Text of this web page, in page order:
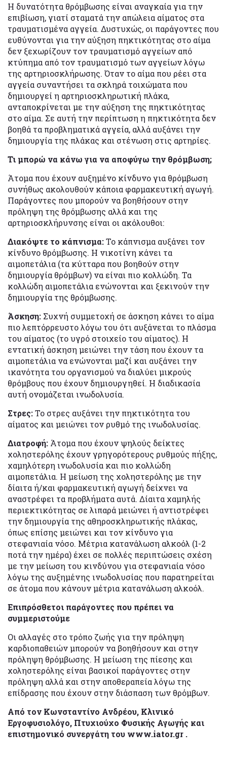
Η δυνατότητα θρόμβωσης είναι αναγκαία για την
επιβίωση, γιατί σταματά την απώλεια αίματος στα
τραυματισμένα αγγεία. Δυστυχώς, οι παράγοντες που
ευθύνονται για την αύξηση πηκτικότητας στο αίμα
δεν ξεχωρίζουν τον τραυματισμό αγγείων από
κτύπημα από τον τραυματισμό των αγγείων λόγω
της αρτηριοσκλήρωσης. Όταν το αίμα που ρέει στα
αγγεία συναντήσει τα σκληρά τοιχώματα που
δημιουργεί η αρτηριοσκληρωτική πλάκα,
ανταποκρίνεται με την αύξηση της πηκτικότητας
στο αίμα. Σε αυτή την περίπτωση η πηκτικότητα δεν
βοηθά τα προβληματικά αγγεία, αλλά αυξάνει την
δημιουργία της πλάκας και στένωση στις αρτηρίες.
Τι μπορώ να κάνω για να αποφύγω την θρόμβωση;
Άτομα που έχουν αυξημένο κίνδυνο για θρόμβωση
συνήθως ακολουθούν κάποια φαρμακευτική αγωγή.
Παράγοντες που μπορούν να βοηθήσουν στην
πρόληψη της θρόμβωσης αλλά και της
αρτηριοσκλήρυνσης είναι οι ακόλουθοι:
Διακόψτε το κάπνισμα:Το κάπνισμα αυξάνει τον
κίνδυνο θρόμβωσης. Η νικοτίνη κάνει τα
αιμοπετάλια (τα κύτταρα που βοηθούν στην
δημιουργία θρόμβων) να είναι πιο κολλώδη. Τα
κολλώδη αιμοπετάλια ενώνονται και ξεκινούν την
δημιουργία της θρόμβωσης.
Άσκηση: Συχνή συμμετοχή σε άσκηση κάνει το αίμα
πιο λεπτόρρευστο λόγω του ότι αυξάνεται το πλάσμα
του αίματος (το υγρό στοιχείο του αίματος). Η
εντατική άσκηση μειώνει την τάση που έχουν τα
αιμοπετάλια να ενώνονται μαζί και αυξάνει την
ικανότητα του οργανισμού να διαλύει μικρούς
θρόμβους που έχουν δημιουργηθεί. Η διαδικασία
αυτή ονομάζεται ινωδολυσία.
Στρες:Το στρες αυξάνει την πηκτικότητα του
αίματος και μειώνει τον ρυθμό της ινωδολυσίας.
Διατροφή: Άτομα που έχουν ψηλούς δείκτες
χοληστερόλης έχουν γρηγορότερους ρυθμούς πήξης,
χαμηλότερη ινωδολυσία και πιο κολλώδη
αιμοπετάλια. Η μείωση της χοληστερόλης με την
δίαιτα ή/και φαρμακευτική αγωγή δείχνει να
αναστρέφει τα προβλήματα αυτά. Δίαιτα χαμηλής
περιεκτικότητας σε λιπαρά μειώνει ή αντιστρέφει
την δημιουργία της αθηροσκληρωτικής πλάκας,
όπως επίσης μειώνει και τον κίνδυνο για
στεφανιαία νόσο. Μέτρια κατανάλωση αλκοόλ (1-2
ποτά την ημέρα) έχει σε πολλές περιπτώσεις σχέση
με την μείωση του κινδύνου για στεφανιαία νόσο
λόγω της αυξημένης ινωδολυσίας που παρατηρείται
σε άτομα που κάνουν μέτρια κατανάλωση αλκοόλ.
Επιπρόσθετοι παράγοντες που πρέπει να
συμμεριστούμε
Οι αλλαγές στο τρόπο ζωής για την πρόληψη
καρδιοπαθειών μπορούν να βοηθήσουν και στην
πρόληψη θρόμβωσης. Η μείωση της πίεσης και
χοληστερόλης είναι βασικοί παράγοντες στην
πρόληψη αλλά και στην αποθεραπεία λόγω της
επίδρασης που έχουν στην διάσπαση των θρόμβων.
Από τον Κωνσταντίνο Ανδρέου, Κλινικό
Εργοφυσιολόγο, Πτυχιούχο Φυσικής Αγωγής και
επιστημονικό συνεργάτη του www.iator.gr .